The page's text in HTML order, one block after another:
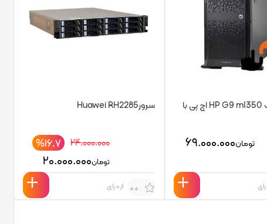
سرور استوک HP G9 ml350 اچ پی با
تومان۶۹.۰۰۰.۰۰۰
سرورHuawei RH2285
۲۴.۰۰۰.۰۰۰
تومان۲۰.۰۰۰.۰۰۰
%۱۶.۷
0.0 از 0 رای